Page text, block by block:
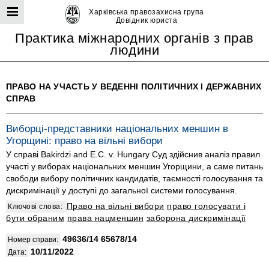
Харківська правозахисна група
Довідник юриста
Практика міжнародних органів з прав
людини
ПРАВО НА УЧАСТЬ У ВЕДЕННІ ПОЛІТИЧНИХ І ДЕРЖАВНИХ
СПРАВ
Виборці-представники національних меншин в
Угорщині: право на вільні вибори
У справі Bakirdzi and E.C. v. Hungary Суд здійснив аналіз правил
участі у виборах національних меншин Угорщини, а саме питань
свободи вибору політичних кандидатів, таємності голосування та
дискримінації у доступі до загальної системи голосування.
Ключові слова: Право на вільні вибори право голосувати і
бути обраним права нацменшин заборона дискримінації
Номер справи: 49636/14 65678/14
Дата: 10/11/2022